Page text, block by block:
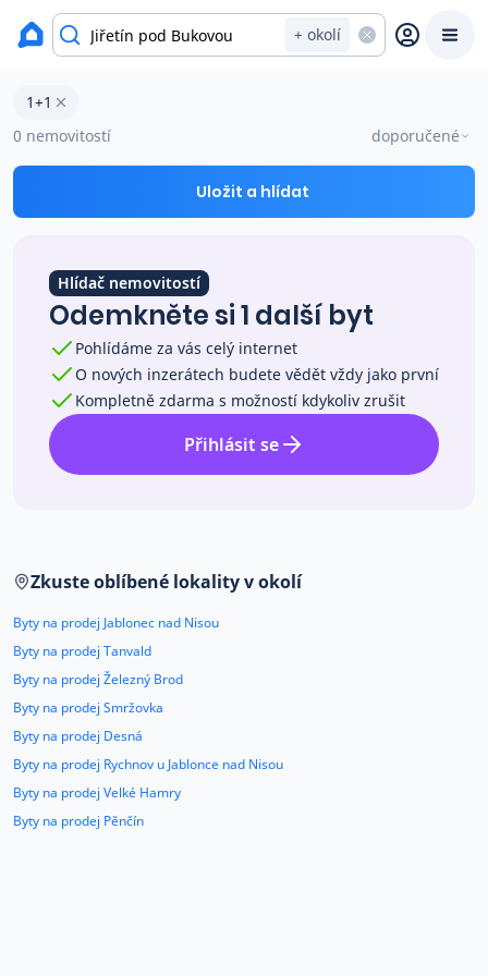
+ okolí
Prodat
Prodej s Reas.cz
Ceny prodaných nemovitostí
Okamžitý výkup
Přehled realitních makléřů
O nás
Kariéra
Kontakt
okres Jablonec nad Nisou
Byty 1+1 na prodej Jiřetín pod Bukovou
1+1
0 nemovitostí
doporučené
Uložit a hlídat
Hlídač nemovitostí
Odemkněte si 1 další byt
Pohlídáme za vás celý internet
O nových inzerátech budete vědět vždy jako první
Kompletně zdarma s možností kdykoliv zrušit
Přihlásit se
Zkuste oblíbené lokality v okolí
Byty na prodej Jablonec nad Nisou
Byty na prodej Tanvald
Byty na prodej Železný Brod
Byty na prodej Smržovka
Byty na prodej Desná
Byty na prodej Rychnov u Jablonce nad Nisou
Byty na prodej Velké Hamry
Byty na prodej Pěnčín